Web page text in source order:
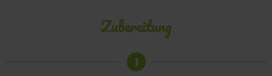
Zubereitung
1